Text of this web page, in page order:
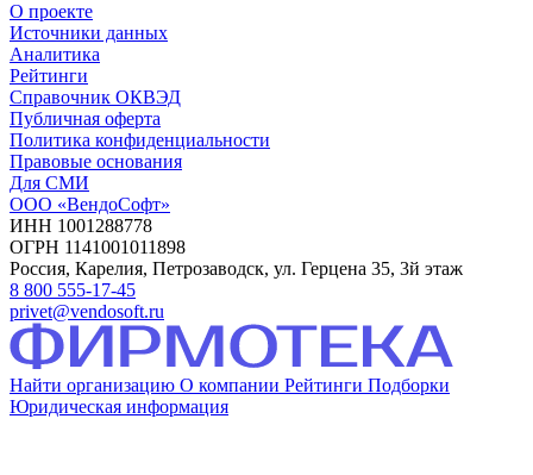
О проекте
Источники данных
Аналитика
Рейтинги
Справочник ОКВЭД
Публичная оферта
Политика конфиденциальности
Правовые основания
Для СМИ
ООО «ВендоСофт»
ИНН 1001288778
ОГРН 1141001011898
Россия, Карелия, Петрозаводск, ул. Герцена 35, 3й этаж
8 800 555-17-45
privet@vendosoft.ru
Найти организацию О компании Рейтинги Подборки
Юридическая информация